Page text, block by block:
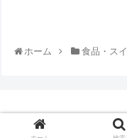
ホーム 食品・ス
© 2014-